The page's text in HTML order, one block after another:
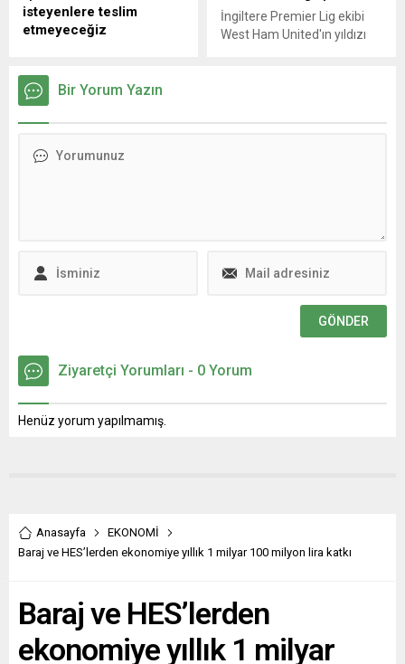
isteyenlere teslim
etmeyeceğiz
Adalı, “Çok iyi biliyorlar ki
Beşiktaş'ın iyi olması, doğru
bir yola girmesi ve eski
onların geri dönüş yollarını
etmeyeceğiz” dedi.
İngiltere Premier Lig ekibi
West Ham United'ın yıldızı
Bilincinin açık olduğu ve
Bir Yorum Yazın
Ziyaretçi Yorumları - 0 Yorum
Henüz yorum yapılmamış.
Anasayfa
EKONOMİ
Baraj ve HES’lerden ekonomiye yıllık 1 milyar 100 milyon lira katkı
Baraj ve HES’lerden
ekonomiye yıllık 1 milyar